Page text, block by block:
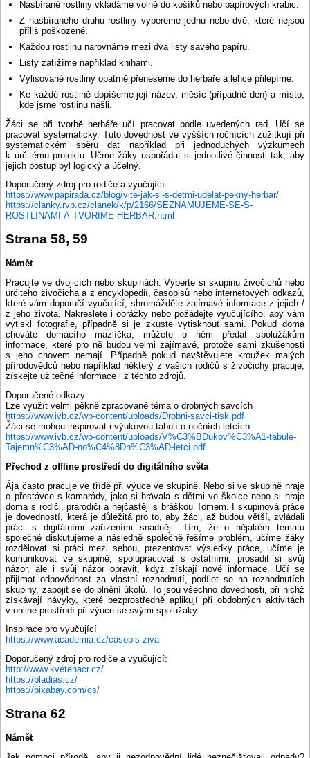
Nasbírané rostliny vkládáme volně do košíků nebo papírových krabic.
Z nasbíraného druhu rostliny vybereme jednu nebo dvě, které nejsou
příliš poškozené.
Každou rostlinu narovnáme mezi dva listy savého papíru.
Listy zatížíme například knihami.
Vylisované rostliny opatrně přeneseme do herbáře a lehce přilepíme.
Ke každé rostlině dopíšeme její název, měsíc (případně den) a místo,
kde jsme rostlinu našli.
Žáci se při tvorbě herbáře učí pracovat podle uvedených rad. Učí se
pracovat systematicky. Tuto dovednost ve vyšších ročnících zužitkují při
systematickém sběru dat například při jednoduchých výzkumech
k určitému projektu. Učme žáky uspořádat si jednotlivé činnosti tak, aby
jejich postup byl logický a účelný.
Doporučený zdroj pro rodiče a vyučující:
https://www.papirada.cz/blog/vite-jak-si-s-detmi-udelat-pekny-herbar/
https://clanky.rvp.cz/clanek/k/p/2166/SEZNAMUJEME-SE-S-
ROSTLINAMI-A-TVORIME-HERBAR.html
Strana 58, 59
Námět
Pracujte ve dvojicích nebo skupinách. Vyberte si skupinu živočichů nebo
určitého živočicha a z encyklopedií, časopisů nebo internetových odkazů,
které vám doporučí vyučující, shromážděte zajímavé informace z jejich /
z jeho života. Nakreslete i obrázky nebo požádejte vyučujícího, aby vám
vytiskl fotografie, případně si je zkuste vytisknout sami. Pokud doma
chováte domácího mazlíčka, můžete o něm předat spolužákům
informace, které pro ně budou velmi zajímavé, protože sami zkušenosti
s jeho chovem nemají. Případně pokud navštěvujete kroužek malých
přírodovědců nebo například některý z vašich rodičů s živočichy pracuje,
získejte užitečné informace i z těchto zdrojů.
Doporučené odkazy:
Lze využít velmi pěkně zpracované téma o drobných savcích
https://www.ivb.cz/wp-content/uploads/Drobni-savci-tisk.pdf
Žáci se mohou inspirovat i výukovou tabulí o nočních letcích
https://www.ivb.cz/wp-content/uploads/V%C3%BDukov%C3%A1-tabule-
Tajemn%C3%AD-no%C4%8Dn%C3%AD-letci.pdf
Přechod z offline prostředí do digitálního světa
Ája často pracuje ve třídě při výuce ve skupině. Nebo si ve skupině hraje
o přestávce s kamarády, jako si hrávala s dětmi ve školce nebo si hraje
doma s rodiči, prarodiči a nejčastěji s bráškou Tomem. I skupinová práce
je dovedností, která je důležitá pro to, aby žáci, až budou větší, zvládali
práci s digitálními zařízeními snadněji. Tím, že o nějakém tématu
společné diskutujeme a následně společně řešíme problém, učíme žáky
rozdělovat si práci mezi sebou, prezentovat výsledky práce, učíme je
komunikovat ve skupině, spolupracovat s ostatními, prosadit si svůj
názor, ale i svůj názor opravit, když získají nové informace. Učí se
přijímat odpovědnost za vlastní rozhodnutí, podílet se na rozhodnutích
skupiny, zapojit se do plnění úkolů. To jsou všechno dovednosti, při nichž
získávají návyky, které bezprostředně aplikují při obdobných aktivitách
v online prostředí při výuce se svými spolužáky.
Inspirace pro vyučující
https://www.academia.cz/casopis-ziva
Doporučený zdroj pro rodiče a vyučující:
http://www.kvetenacr.cz/
https://pladias.cz/
https://pixabay.com/cs/
Strana 62
Námět